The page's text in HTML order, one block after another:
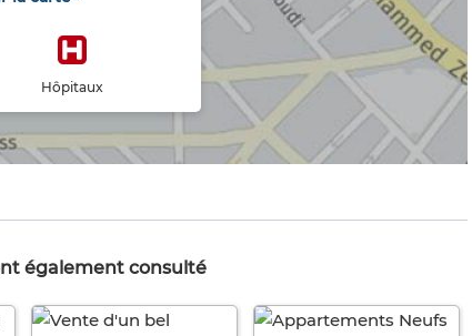
Hôpitaux
également consulté